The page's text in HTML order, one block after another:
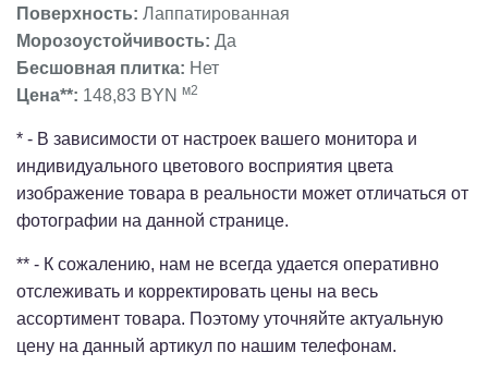
Поверхность: Лаппатированная
Морозоустойчивость: Да
Бесшовная плитка: Нет
Цена**: 148,83 BYN м2
* - В зависимости от настроек вашего монитора и
индивидуального цветового восприятия цвета
изображение товара в реальности может отличаться от
фотографии на данной странице.
** - К сожалению, нам не всегда удается оперативно
отслеживать и корректировать цены на весь
ассортимент товара. Поэтому уточняйте актуальную
цену на данный артикул по нашим телефонам.